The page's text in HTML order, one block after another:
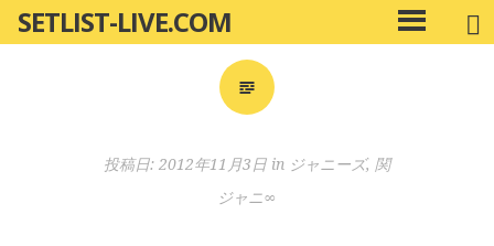
ン
SETLIST-LIVE.COM
メ
イ
投稿日: 2012年11月3日 in ジャニーズ, 関
ジャニ∞